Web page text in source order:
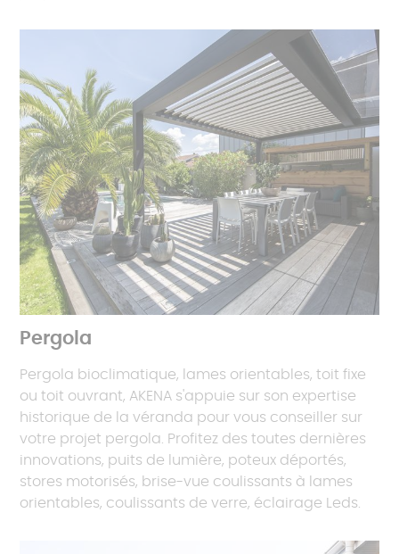
Pergola
Pergola bioclimatique, lames orientables, toit fixe
ou toit ouvrant, AKENA s'appuie sur son expertise
historique de la véranda pour vous conseiller sur
votre projet pergola. Profitez des toutes dernières
innovations, puits de lumière, poteux déportés,
stores motorisés, brise-vue coulissants à lames
orientables, coulissants de verre, éclairage Leds.